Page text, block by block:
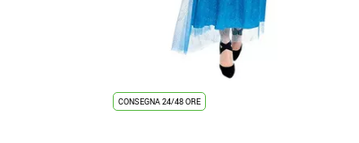
CONSEGNA 24/48 ORE